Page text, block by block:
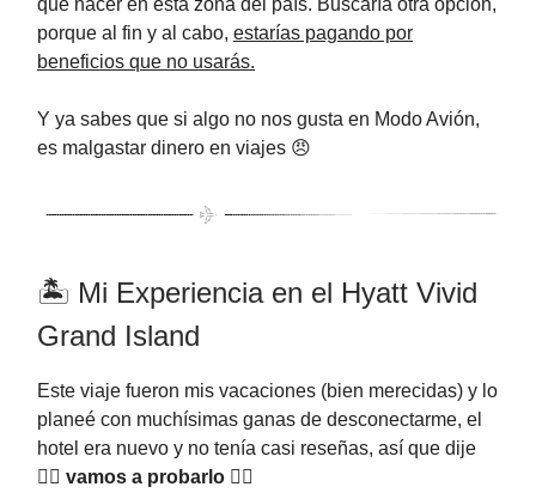
que hacer en esta zona del país. Buscaría otra opción,
porque al fin y al cabo, estarías pagando por
beneficios que no usarás.
Y ya sabes que si algo no nos gusta en Modo Avión,
es malgastar dinero en viajes 😠
🏝️ Mi Experiencia en el Hyatt Vivid
Grand Island
Este viaje fueron mis vacaciones (bien merecidas) y lo
planeé con muchísimas ganas de desconectarme, el
hotel era nuevo y no tenía casi reseñas, así que dije
🏃‍♀️ vamos a probarlo 🏃‍♀️